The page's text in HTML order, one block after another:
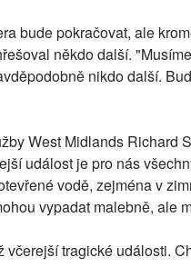
bude pokračovat, ale
někdo další.
nikdo další.
West Midlands Richard
událost je pro nás
vodě, zejména v
vypadat malebně, ale
včerejší tragické události.